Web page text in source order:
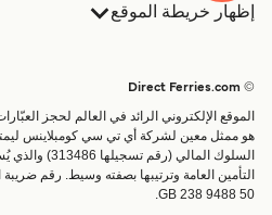
إظهار خريطة الموقع
البلدان
خدمات الزبائن
الباحث عن الرحلات والموانئ
تذاكر العبّارة
الموقع الإلكتروني الرائد في العالم لحجز العبّارات
هو ممثل معين لشركة أي تي سي كومبلاينس
السلوك المالي (رقم
التأمين العامة وترتيبها بصفته وسيط. رقم ضريبة
GB 238 9488 50.